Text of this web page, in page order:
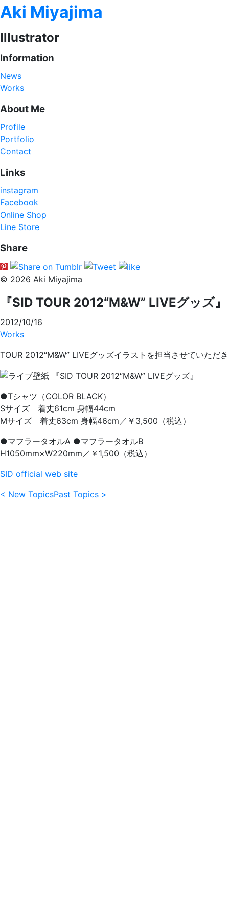
Aki Miyajima
Illustrator
Information
News
Works
About Me
Profile
Portfolio
Contact
Links
instagram
Facebook
Online Shop
Line Store
Share
© 2026 Aki Miyajima
『SID TOUR 2012“M&W” LIVEグッズ』
2012/10/16
Works
TOUR 2012“M&W” LIVEグッズイラストを担当させていただ
●Tシャツ（COLOR BLACK）
Sサイズ 着丈61cm 身幅44cm
Mサイズ 着丈63cm 身幅46cm／￥3,500（税込）
●マフラータオルA ●マフラータオルB
H1050mm×W220mm／￥1,500（税込）
SID official web site
< New TopicsPast Topics >